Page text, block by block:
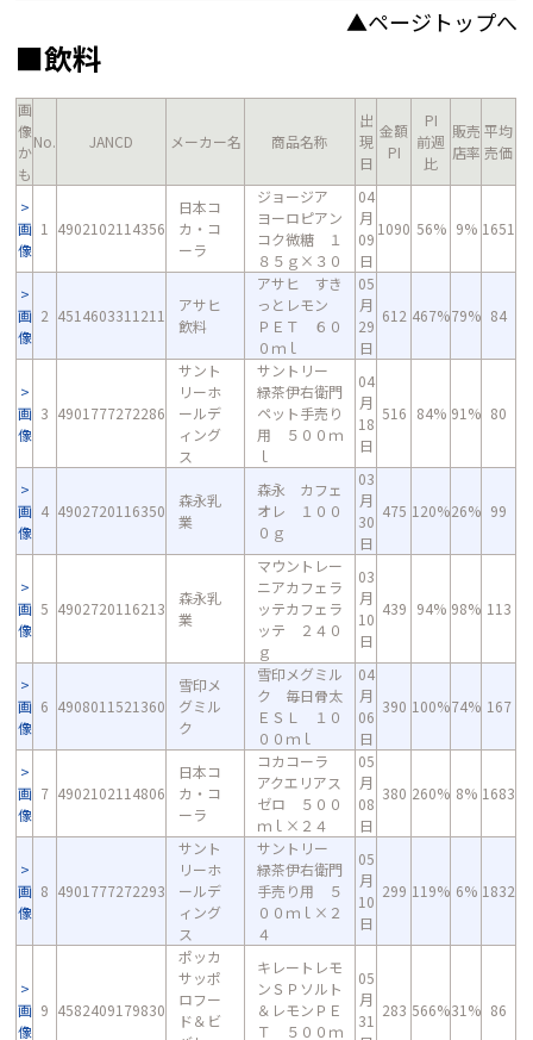
▲ページトップへ
■飲料
画
像
か
も
No. JANCD メーカー名 商品名称
出
現
日
金額
PI
PI
前週
比
販売
店率
平均
売価
画
像
1 4902102114356
日本コ
カ・コ
ーラ
ジョージア
ヨーロピアン
コク微糖 １
８５ｇ×３０
04
月
09
日
1090 56% 9% 1651
画
像
2 4514603311211
アサヒ
飲料
アサヒ すき
っとレモン
ＰＥＴ ６０
０ｍｌ
05
月
29
日
612 467%79% 84
画
像
3 4901777272286
サント
リーホ
ールデ
ィング
ス
サントリー
緑茶伊右衛門
ペット手売り
用 ５００ｍ
ｌ
04
月
18
日
516 84% 91% 80
画
像
4 4902720116350
森永乳
業
森永 カフェ
オレ １００
０ｇ
03
月
30
日
475 120%26% 99
画
像
5 4902720116213
森永乳
業
マウントレー
ニアカフェラ
ッテカフェラ
ッテ ２４０
ｇ
03
月
10
日
439 94% 98% 113
画
像
6 4908011521360
雪印メ
グミル
ク
雪印メグミル
ク 毎日骨太
ＥＳＬ １０
００ｍｌ
04
月
06
日
390 100%74% 167
画
像
7 4902102114806
日本コ
カ・コ
ーラ
コカコーラ
アクエリアス
ゼロ ５００
ｍｌ×２４
05
月
08
日
380 260% 8% 1683
画
像
8 4901777272293
サント
リーホ
ールデ
ィング
ス
サントリー
緑茶伊右衛門
手売り用 ５
００ｍｌ×２
４
05
月
10
日
299 119% 6% 1832
画
像
9 4582409179830
ポッカ
サッポ
ロフー
ド＆ビ
キレートレモ
ンＳＰソルト
＆レモンＰＥ
Ｔ ５００ｍ
05
月
31
283 566%31% 86